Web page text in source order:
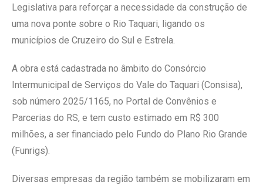
Legislativa para reforçar a necessidade da construção de
uma nova ponte sobre o Rio Taquari, ligando os
municípios de Cruzeiro do Sul e Estrela.
A obra está cadastrada no âmbito do Consórcio
Intermunicipal de Serviços do Vale do Taquari (Consisa),
sob número 2025/1165, no Portal de Convênios e
Parcerias do RS, e tem custo estimado em R$ 300
milhões, a ser financiado pelo Fundo do Plano Rio Grande
(Funrigs).
Diversas empresas da região também se mobilizaram em